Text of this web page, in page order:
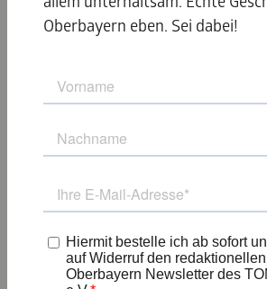
„GRENZFALL:
SCHREI IN DER
Eine Zeitungsmeldung über einen
Lenggries
inspirierte Anna
„Grenzfall“-Serie. Die Reihe spielt in
Oberbayern eben. Sei dabei!